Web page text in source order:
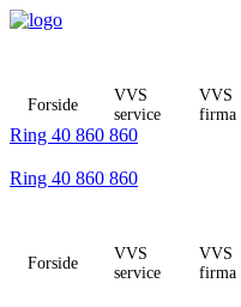
Videre
Forside
VVS
service
VVS
firma
Ring 40 860 860
Ring 40 860 860
Forside
VVS
service
VVS
firma